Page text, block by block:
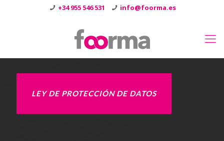
+34 955 546 531 info@foorma.es
LEY DE PROTECCIÓN DE DATOS